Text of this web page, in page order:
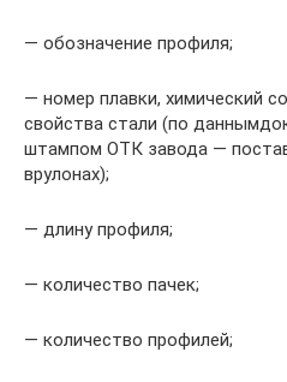
— обозначение профиля;
— номер плавки, химический
свойства стали (по
штампом ОТК завода —
врулонах);
— длину профиля;
— количество пачек;
— количество профилей;